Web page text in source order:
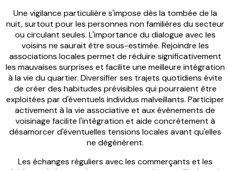
Une vigilance particulière s'impose dès la tombée de la
nuit, surtout pour les personnes non familières du secteur
ou circulant seules. L'importance du dialogue avec les
voisins ne saurait être sous-estimée. Rejoindre les
associations locales permet de réduire significativement
les mauvaises surprises et facilite une meilleure intégration
à la vie du quartier. Diversifier ses trajets quotidiens évite
de créer des habitudes prévisibles qui pourraient être
exploitées par d'éventuels individus malveillants. Participer
activement à la vie associative et aux événements de
voisinage facilite l'intégration et aide concrètement à
désamorcer d'éventuelles tensions locales avant qu'elles
ne dégénèrent.
Les échanges réguliers avec les commerçants et les